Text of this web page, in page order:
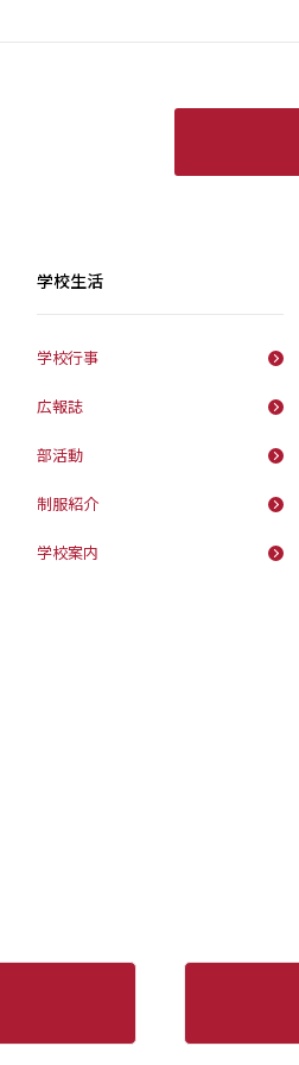
学校生活
学校行事
広報誌
部活動
制服紹介
学校案内